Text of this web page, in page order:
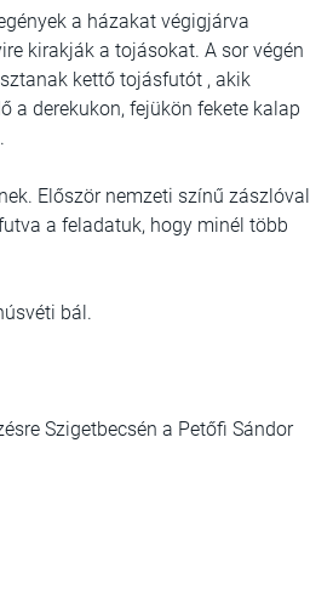
a házakat végigjárva
kirakják a tojásokat. A sor végén
kettő tojásfutót , akik
a derekukon, fejükön fekete kalap
Először nemzeti színű zászlóval
a feladatuk, hogy minél több
bál.
Szigetbecsén a Petőfi Sándor